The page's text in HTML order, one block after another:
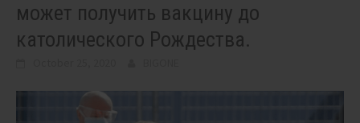
может получить вакцину до
католического Рождества.